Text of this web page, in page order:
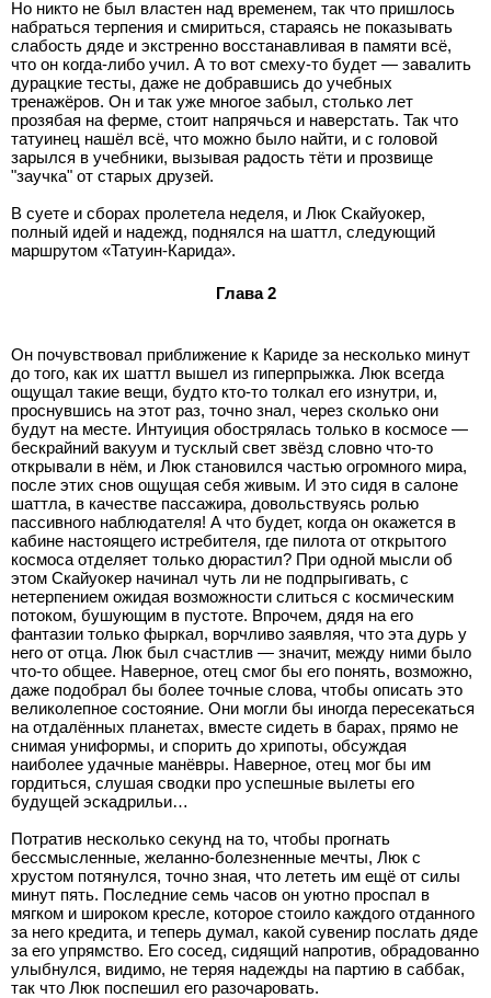
Но никто не был властен над временем, так что пришлось
набраться терпения и смириться, стараясь не показывать
слабость дяде и экстренно восстанавливая в памяти всё,
что он когда-либо учил. А то вот смеху-то будет — завалить
дурацкие тесты, даже не добравшись до учебных
тренажёров. Он и так уже многое забыл, столько лет
прозябая на ферме, стоит напрячься и наверстать. Так что
татуинец нашёл всё, что можно было найти, и с головой
зарылся в учебники, вызывая радость тёти и прозвище
"заучка" от старых друзей.
В суете и сборах пролетела неделя, и Люк Скайуокер,
полный идей и надежд, поднялся на шаттл, следующий
маршрутом «Татуин-Карида».
Глава 2
Он почувствовал приближение к Кариде за несколько минут
до того, как их шаттл вышел из гиперпрыжка. Люк всегда
ощущал такие вещи, будто кто-то толкал его изнутри, и,
проснувшись на этот раз, точно знал, через сколько они
будут на месте. Интуиция обострялась только в космосе —
бескрайний вакуум и тусклый свет звёзд словно что-то
открывали в нём, и Люк становился частью огромного мира,
после этих снов ощущая себя живым. И это сидя в салоне
шаттла, в качестве пассажира, довольствуясь ролью
пассивного наблюдателя! А что будет, когда он окажется в
кабине настоящего истребителя, где пилота от открытого
космоса отделяет только дюрастил? При одной мысли об
этом Скайуокер начинал чуть ли не подпрыгивать, с
нетерпением ожидая возможности слиться с космическим
потоком, бушующим в пустоте. Впрочем, дядя на его
фантазии только фыркал, ворчливо заявляя, что эта дурь у
него от отца. Люк был счастлив — значит, между ними было
что-то общее. Наверное, отец смог бы его понять, возможно,
даже подобрал бы более точные слова, чтобы описать это
великолепное состояние. Они могли бы иногда пересекаться
на отдалённых планетах, вместе сидеть в барах, прямо не
снимая униформы, и спорить до хрипоты, обсуждая
наиболее удачные манёвры. Наверное, отец мог бы им
гордиться, слушая сводки про успешные вылеты его
будущей эскадрильи…
Потратив несколько секунд на то, чтобы прогнать
бессмысленные, желанно-болезненные мечты, Люк с
хрустом потянулся, точно зная, что лететь им ещё от силы
минут пять. Последние семь часов он уютно проспал в
мягком и широком кресле, которое стоило каждого отданного
за него кредита, и теперь думал, какой сувенир послать дяде
за его упрямство. Его сосед, сидящий напротив, обрадованно
улыбнулся, видимо, не теряя надежды на партию в саббак,
так что Люк поспешил его разочаровать.